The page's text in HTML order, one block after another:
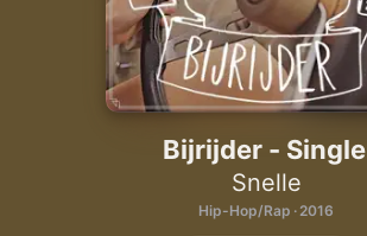
Bijrijder - Single
Snelle
Hip-Hop/Rap · 2016